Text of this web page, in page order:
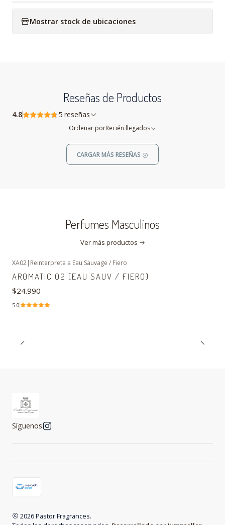
Mostrar stock de ubicaciones
Reseñas de Productos
4.8 5 reseñas
Ordenar porRecién llegados
CARGAR MÁS RESEÑAS
Perfumes Masculinos
Ver más productos
XA02| Reinterpreta a Eau Sauvage / Fiero
AROMATIC 02 (EAU SAUV / FIERO)
$24.990
5.0
Síguenos
2026 Pastor Fragrances.